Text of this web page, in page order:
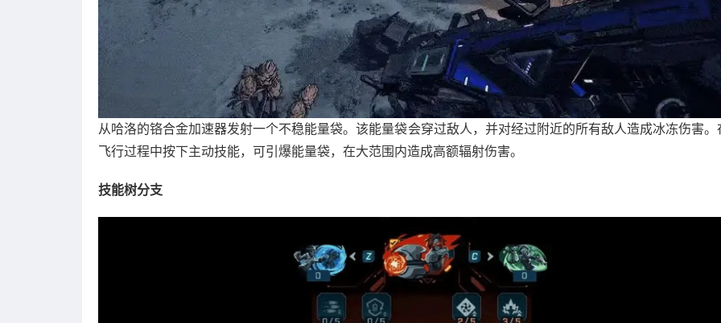
从哈洛的铬合金加速器发射一个不稳能量袋。该能量袋会穿过敌人，并对经过附近的所有敌人造成冰冻伤害。
飞行过程中按下主动技能，可引爆能量袋，在大范围内造成高额辐射伤害。
技能树分支